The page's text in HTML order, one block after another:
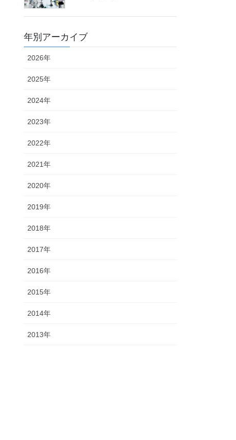
年別アーカイブ
2026年
2025年
2024年
2023年
2022年
2021年
2020年
2019年
2018年
2017年
2016年
2015年
2014年
2013年